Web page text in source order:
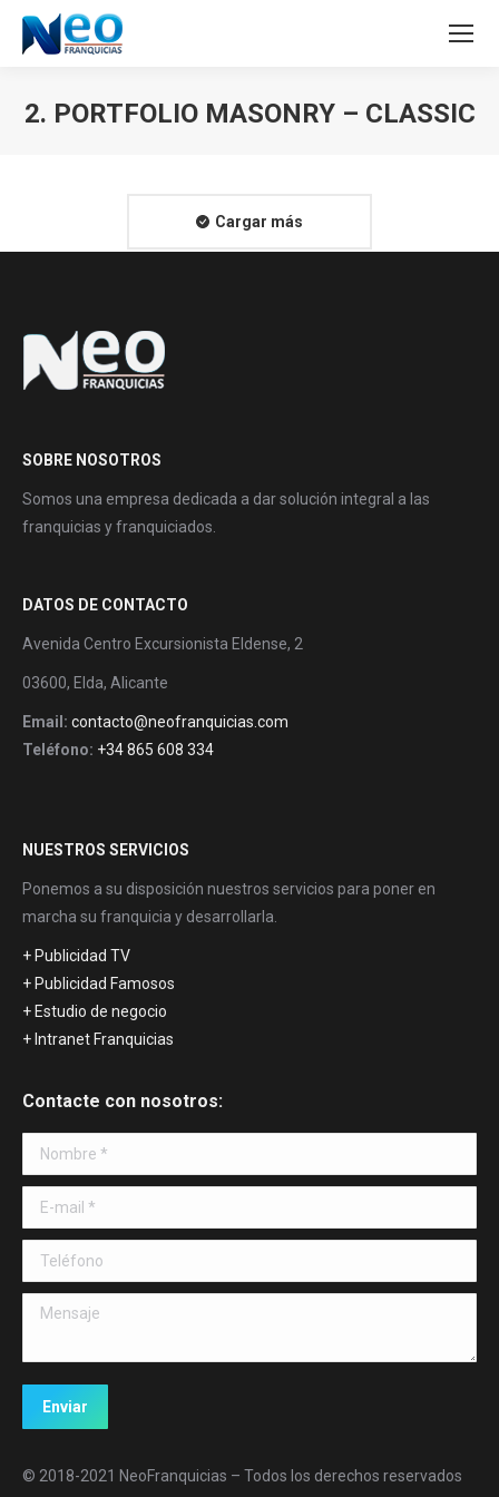
2. PORTFOLIO MASONRY – CLASSIC
Cargar más
SOBRE NOSOTROS
Somos una empresa dedicada a dar solución integral a las
franquicias y franquiciados.
DATOS DE CONTACTO
Avenida Centro Excursionista Eldense, 2
03600, Elda, Alicante
Email: contacto@neofranquicias.com
Teléfono: +34 865 608 334
NUESTROS SERVICIOS
Ponemos a su disposición nuestros servicios para poner en
marcha su franquicia y desarrollarla.
+ Publicidad TV
+ Publicidad Famosos
+ Estudio de negocio
+ Intranet Franquicias
Contacte con nosotros:
Nombre *
E-mail *
Teléfono
Mensaje
Enviar
© 2018-2021 NeoFranquicias – Todos los derechos reservados